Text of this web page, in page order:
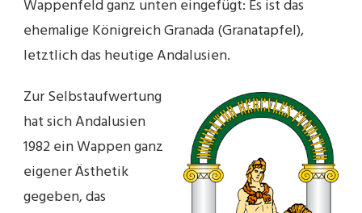
Wappenfeld ganz unten eingefügt: Es ist das
ehemalige Königreich Granada (Granatapfel),
letztlich das heutige Andalusien.
Zur Selbstaufwertung
hat sich Andalusien
1982 ein Wappen ganz
eigener Ästhetik
gegeben, das